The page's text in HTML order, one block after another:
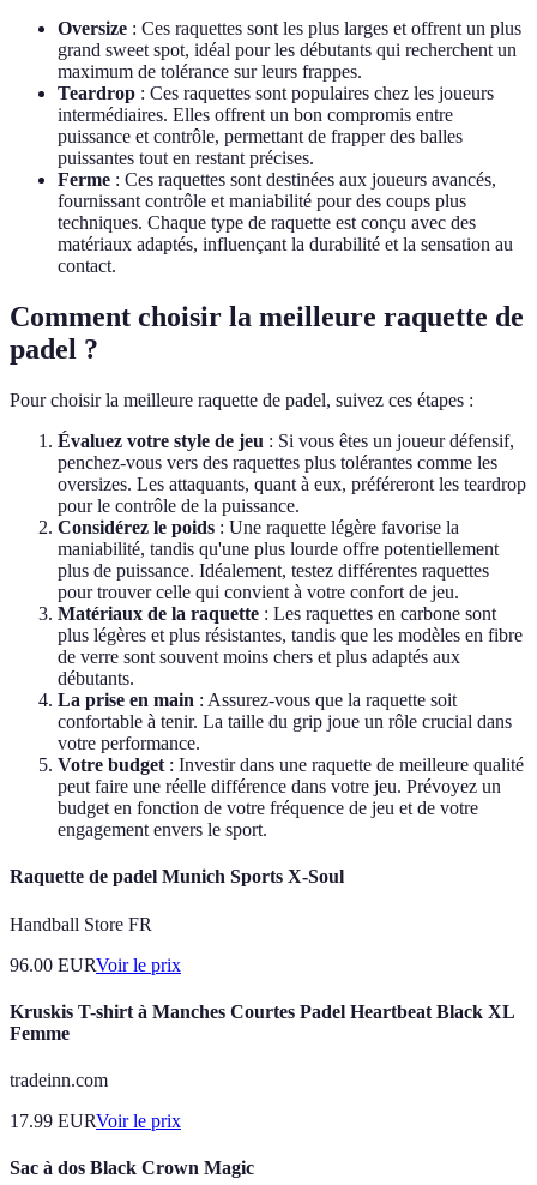
Oversize : Ces raquettes sont les plus larges et offrent un plus
grand sweet spot, idéal pour les débutants qui recherchent un
maximum de tolérance sur leurs frappes.
Teardrop : Ces raquettes sont populaires chez les joueurs
intermédiaires. Elles offrent un bon compromis entre
puissance et contrôle, permettant de frapper des balles
puissantes tout en restant précises.
Ferme : Ces raquettes sont destinées aux joueurs avancés,
fournissant contrôle et maniabilité pour des coups plus
techniques. Chaque type de raquette est conçu avec des
matériaux adaptés, influençant la durabilité et la sensation au
contact.
Comment choisir la meilleure raquette de
padel ?
Pour choisir la meilleure raquette de padel, suivez ces étapes :
Évaluez votre style de jeu : Si vous êtes un joueur défensif,
penchez-vous vers des raquettes plus tolérantes comme les
oversizes. Les attaquants, quant à eux, préféreront les teardrop
pour le contrôle de la puissance.
Considérez le poids : Une raquette légère favorise la
maniabilité, tandis qu'une plus lourde offre potentiellement
plus de puissance. Idéalement, testez différentes raquettes
pour trouver celle qui convient à votre confort de jeu.
Matériaux de la raquette : Les raquettes en carbone sont
plus légères et plus résistantes, tandis que les modèles en fibre
de verre sont souvent moins chers et plus adaptés aux
débutants.
La prise en main : Assurez-vous que la raquette soit
confortable à tenir. La taille du grip joue un rôle crucial dans
votre performance.
Votre budget : Investir dans une raquette de meilleure qualité
peut faire une réelle différence dans votre jeu. Prévoyez un
budget en fonction de votre fréquence de jeu et de votre
engagement envers le sport.
Raquette de padel Munich Sports X-Soul
Handball Store FR
96.00 EURVoir le prix
Kruskis T-shirt à Manches Courtes Padel Heartbeat Black XL
Femme
tradeinn.com
17.99 EURVoir le prix
Sac à dos Black Crown Magic